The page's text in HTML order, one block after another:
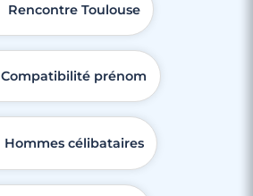
Rencontre Toulouse
Compatibilité prénom
Hommes célibataires